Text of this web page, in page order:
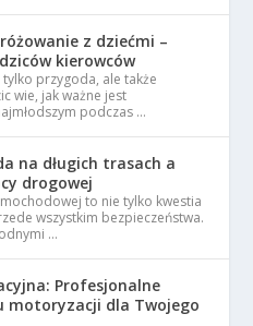
z dziećmi –
kierowców
przygoda, ale także
wie, jak ważne jest
podczas …
na długich trasach a
drogowej
to nie tylko kwestia
wszystkim bezpieczeństwa.
…
Profesjonalne
motoryzacji dla Twojego